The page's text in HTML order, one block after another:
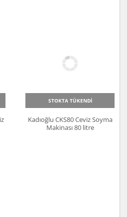
STOKTA TÜKENDİ
Kadıoğlu CKS80 Ceviz Soyma
Makinası 80 litre